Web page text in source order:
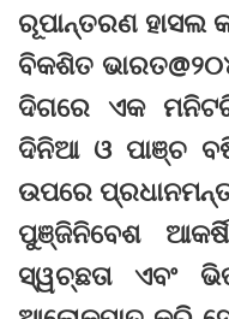
ରୂପାନ୍ତରଣ ହାସଲ
ବିକଶିତ
ଦିଗରେ ଏକ
ଦିନିଆ ଓ ପାଞ୍ଚ
ଉପରେ
ପୁଞ୍ଜିନିବେଶ
ସ୍ୱଚ୍ଛତା ଏବଂ